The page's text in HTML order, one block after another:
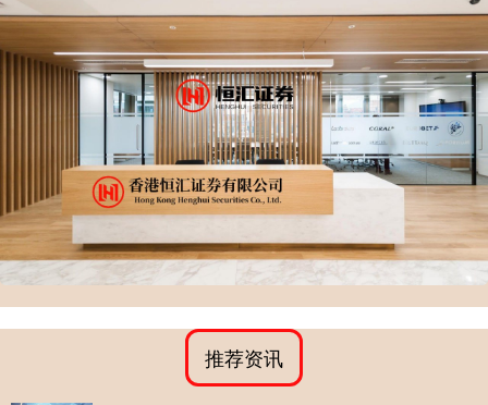
推荐资讯